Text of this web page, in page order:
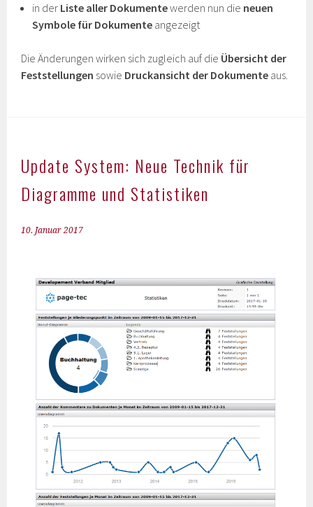
in der Liste aller Dokumentewerden nun die neuen
Symbole für Dokumente angezeigt
Die Änderungen wirken sich zugleich auf die Übersicht der
Feststellungen sowie Druckansicht der Dokumente aus.
Update System: Neue Technik für
Diagramme und Statistiken
10. Januar 2017